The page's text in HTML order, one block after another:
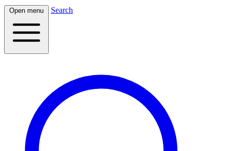
Open menu Search